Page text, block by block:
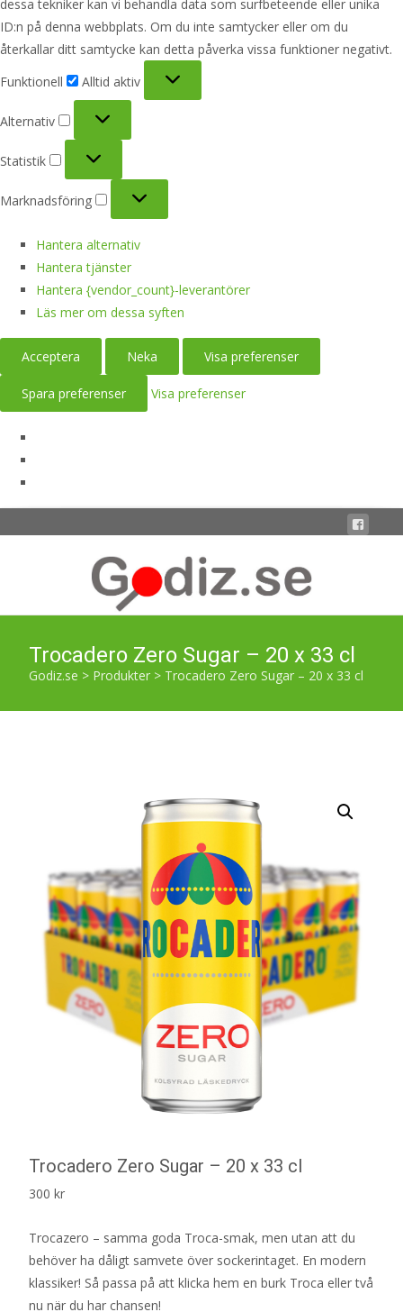
dessa tekniker kan vi behandla data som surfbeteende eller unika
ID:n på denna webbplats. Om du inte samtycker eller om du
återkallar ditt samtycke kan detta påverka vissa funktioner negativt.
Funktionell
Alltid aktiv
Alternativ
Statistik
Marknadsföring
Hantera alternativ
Hantera tjänster
Hantera {vendor_count}-leverantörer
Läs mer om dessa syften
Acceptera Neka Visa preferenser
Spara preferenser Visa preferenser
Trocadero Zero Sugar – 20 x 33 cl
Godiz.se > Produkter > Trocadero Zero Sugar – 20 x 33 cl
Trocadero Zero Sugar – 20 x 33 cl
300 kr
Trocazero – samma goda Troca-smak, men utan att du
behöver ha dåligt samvete över sockerintaget. En modern
klassiker! Så passa på att klicka hem en burk Troca eller två
nu när du har chansen!